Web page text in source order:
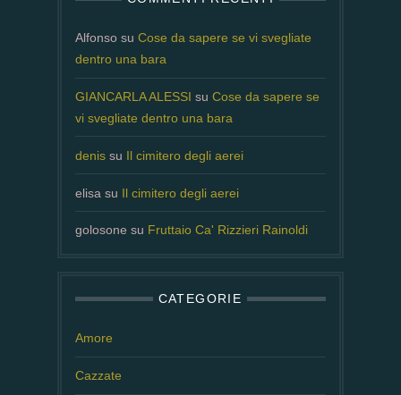
Alfonso su Cose da sapere se vi svegliate
dentro una bara
GIANCARLA ALESSI su Cose da sapere se
vi svegliate dentro una bara
denis su Il cimitero degli aerei
elisa su Il cimitero degli aerei
golosone su Fruttaio Ca' Rizzieri Rainoldi
CATEGORIE
Amore
Cazzate